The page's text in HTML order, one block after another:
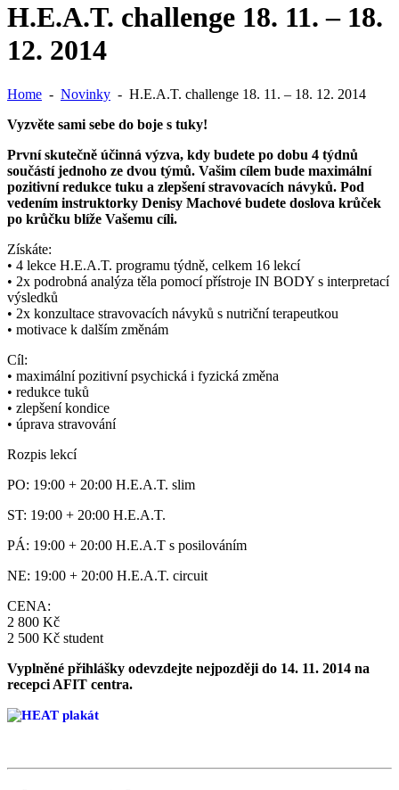
H.E.A.T. challenge 18. 11. – 18.
12. 2014
Home - Novinky - H.E.A.T. challenge 18. 11. – 18. 12. 2014
Vyzvěte sami sebe do boje s tuky!
První skutečně účinná výzva, kdy budete po dobu 4 týdnů
součástí jednoho ze dvou týmů. Vašim cílem bude maximální
pozitivní redukce tuku a zlepšení stravovacích návyků. Pod
vedením instruktorky Denisy Machové budete doslova krůček
po krůčku blíže Vašemu cíli.
Získáte:
• 4 lekce H.E.A.T. programu týdně, celkem 16 lekcí
• 2x podrobná analýza těla pomocí přístroje IN BODY s interpretací
výsledků
• 2x konzultace stravovacích návyků s nutriční terapeutkou
• motivace k dalším změnám
Cíl:
• maximální pozitivní psychická i fyzická změna
• redukce tuků
• zlepšení kondice
• úprava stravování
Rozpis lekcí
PO: 19:00 + 20:00 H.E.A.T. slim
ST: 19:00 + 20:00 H.E.A.T.
PÁ: 19:00 + 20:00 H.E.A.T s posilováním
NE: 19:00 + 20:00 H.E.A.T. circuit
CENA:
2 800 Kč
2 500 Kč student
Vyplněné přihlášky odevzdejte nejpozději do 14. 11. 2014 na
recepci AFIT centra.